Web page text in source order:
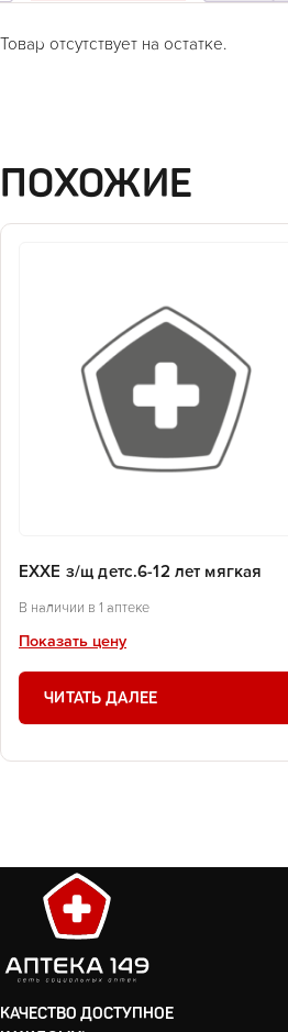
Товар отсутствует на остатке.
ПОХОЖИЕ
EXXE з/щ детс.6-12 лет мягкая
В наличии в 1 аптеке
Показать цену
ЧИТАТЬ ДАЛЕЕ
КАЧЕСТВО ДОСТУПНОЕ